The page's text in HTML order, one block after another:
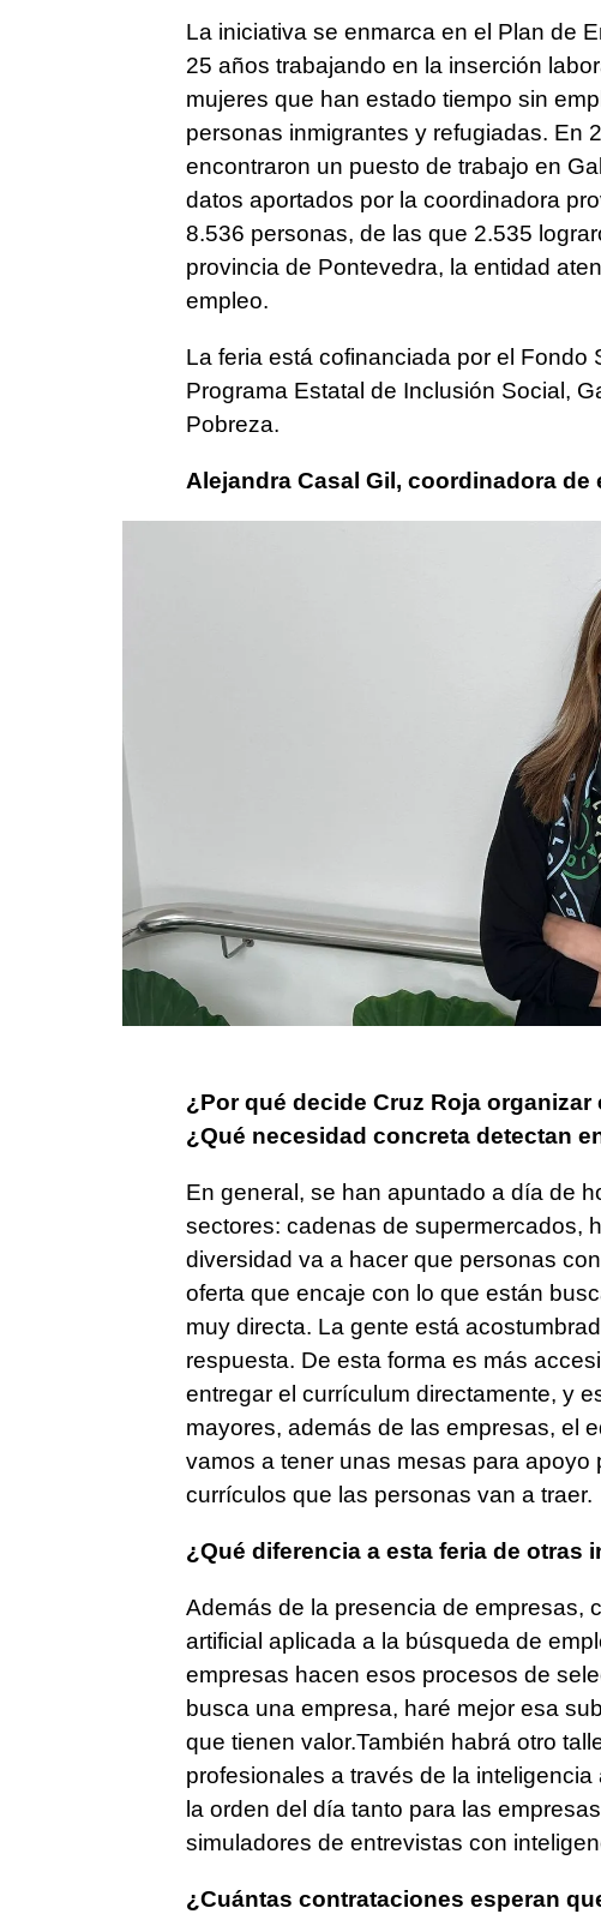
La iniciativa se enmarca en el Plan de
25 años trabajando en la inserción
mujeres que han estado tiempo sin
personas inmigrantes y refugiadas. En
encontraron un puesto de trabajo en
datos aportados por la coordinadora
8.536 personas, de las que 2.535
provincia de Pontevedra, la entidad
empleo.
La feria está cofinanciada por el Fondo
Programa Estatal de Inclusión Social,
Pobreza.
Alejandra Casal Gil, coordinadora
¿Por qué decide Cruz Roja
¿Qué necesidad concreta detectan
En general, se han apuntado a día de
sectores: cadenas de supermercados,
diversidad va a hacer que personas
oferta que encaje con lo que están
muy directa. La gente está
respuesta. De esta forma es más
entregar el currículum directamente, y
mayores, además de las empresas, el
vamos a tener unas mesas para
currículos que las personas van a traer.
¿Qué diferencia a esta feria de otras
Además de la presencia de empresas,
artificial aplicada a la búsqueda de
empresas hacen esos procesos de
busca una empresa, haré mejor esa
que tienen valor.También habrá otro
profesionales a través de la
la orden del día tanto para las
simuladores de entrevistas con
¿Cuántas contrataciones esperan